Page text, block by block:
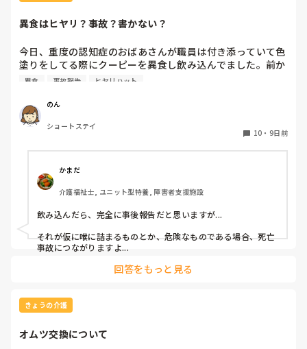
異食はヒヤリ？事故？書かない？
今日、重度の認知症のおばあさんが職員は付き添っていて色
塗りをしてる際にクーピーを異食し飲み込んでました。前か
ら異食しそうな雰囲気はありました。
い。なんならヒヤリも書かなくていいよ。と言われました。
私は書いた方が後からなんかあったらダメだからと言いまし
たがめんどくさいし見た感じ大丈夫そうだから！
皆さんの施設ではクーピーやティッシュ等の異食行為があっ
た際事故報告書に書きますか？
それともヒヤリハットを書きますか？
ぜひ教えてください。
異食 事故報告 ヒヤリハット
のん
ショートステイ
10 ・ 9日前
かまだ
介護福祉士, ユニット型特養, 障害者支援施設
飲み込んだら、完全に事後報告だと思いますが...
それが仮に喉に詰まるものとか、危険なものである場合、死亡
事故につながりますよ...
回答をもっと見る
きょうの介護
オムツ交換について